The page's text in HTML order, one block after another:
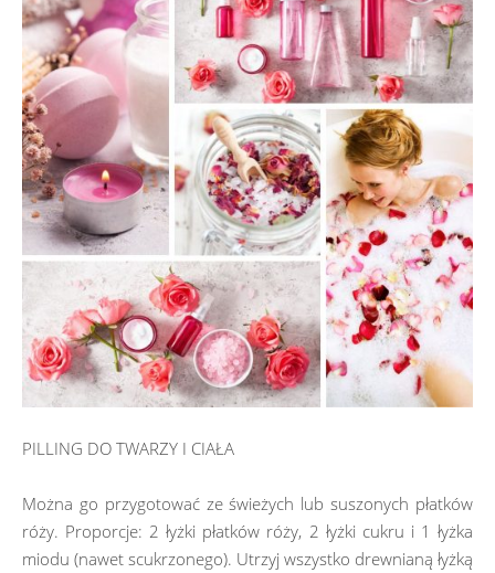
PILLING DO TWARZY I CIAŁA
Można go przygotować ze świeżych lub suszonych płatków
róży. Proporcje: 2 łyżki płatków róży, 2 łyżki cukru i 1 łyżka
miodu (nawet scukrzonego). Utrzyj wszystko drewnianą łyżką